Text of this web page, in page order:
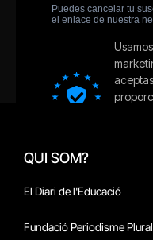
QUI SOM?
El Diari de l'Educació
Fundació Periodisme Plural